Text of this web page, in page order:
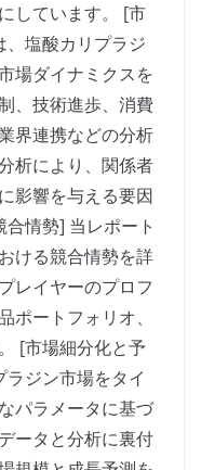
しています。 [市
塩酸カリプラジ
場ダイナミクスを
、技術進歩、消費
界連携などの分析
析により、関係者
影響を与える要因
情勢] 当レポート
ける競合情勢を詳
レイヤーのプロフ
ポートフォリオ、
[市場細分化と予
ジン市場をタイ
パラメータに基づ
ータと分析に裏付